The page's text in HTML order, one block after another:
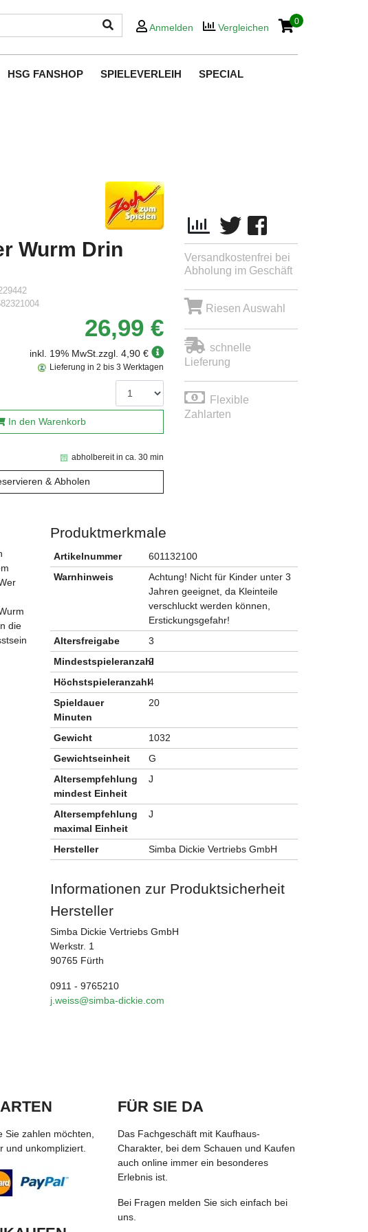
Anmelden Vergleichen
0
HSG FANSHOP SPIELEVERLEIH SPECIAL
Wurm Drin
26,99 €
inkl. 19% MwSt. zzgl. 4,90 €
abholbereit in ca. 30 min
& Abholen
Lieferung in 2 bis 3 Werktagen
In den Warenkorb
Versandkostenfrei bei
Abholung im Geschäft
Riesen Auswahl
schnelle
Lieferung
Flexible
Zahlarten
die
Produktmerkmale
Artikelnummer
601132100
Warnhinweis
Achtung! Nicht für Kinder unter 3
Jahren geeignet, da Kleinteile
verschluckt werden können,
Erstickungsgefahr!
Altersfreigabe
3
Mindestspieleranzahl
2
Höchstspieleranzahl4
Spieldauer
Minuten
20
Gewicht
1032
Gewichtseinheit
G
Altersempfehlung
mindest Einheit
J
Altersempfehlung
maximal Einheit
J
Hersteller Simba Dickie Vertriebs GmbH
Informationen zur Produktsicherheit
Hersteller
Simba Dickie Vertriebs GmbH
Werkstr. 1
90765 Fürth
0911 - 9765210
j.weiss@simba-dickie.com
Sie zahlen möchten,
und unkompliziert.
FÜR SIE DA
Das Fachgeschäft mit Kaufhaus-
Charakter, bei dem Schauen und Kaufen
auch online immer ein besonderes
Erlebnis ist.
Bei Fragen melden Sie sich einfach bei
uns.